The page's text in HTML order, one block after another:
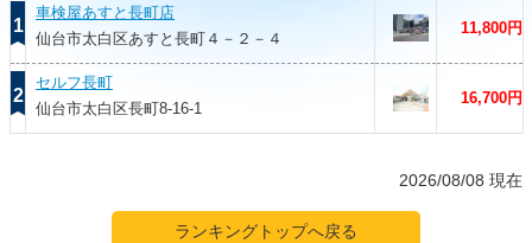
1
車検屋あすと長町店
仙台市太白区あすと長町４－２－４
11,800円
2
セルフ長町
仙台市太白区長町8-16-1
16,700円
2026/08/08 現在
ランキングトップへ戻る